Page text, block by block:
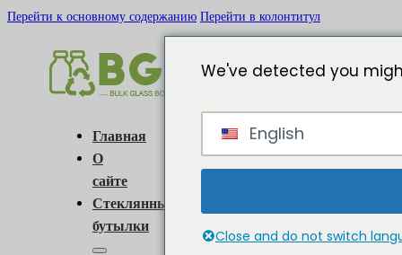
Перейти к основному содержанию Перейти в колонтитул
Главная
О
сайте
Стеклянные
бутылки
We've detected you
English
Close and do not switch